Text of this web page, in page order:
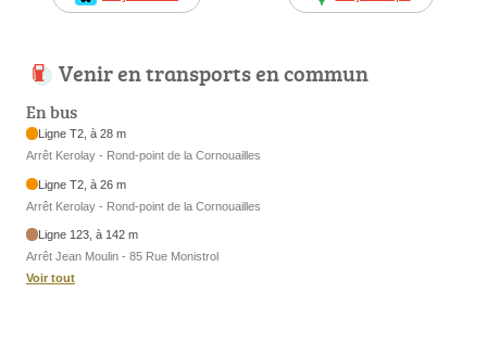
Venir en transports en commun
En bus
Ligne T2, à 28 m
Arrêt Kerolay - Rond-point de la Cornouailles
Ligne T2, à 26 m
Arrêt Kerolay - Rond-point de la Cornouailles
Ligne 123, à 142 m
Arrêt Jean Moulin - 85 Rue Monistrol
Voir tout